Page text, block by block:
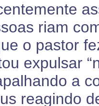
riam
o pastor
expulsar
a
reagindo